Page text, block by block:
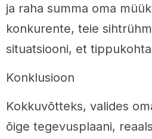
ja raha summa oma
konkurente, teie
situatsiooni, et
Konklusioon
Kokkuvõtteks, valides
õige tegevusplaani,